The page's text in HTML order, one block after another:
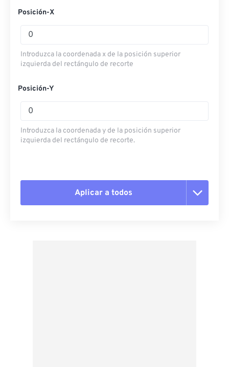
Posición-X
Introduzca la coordenada x de la posición superior
izquierda del rectángulo de recorte
Posición-Y
Introduzca la coordenada y de la posición superior
izquierda del rectángulo de recorte.
Aplicar a todos